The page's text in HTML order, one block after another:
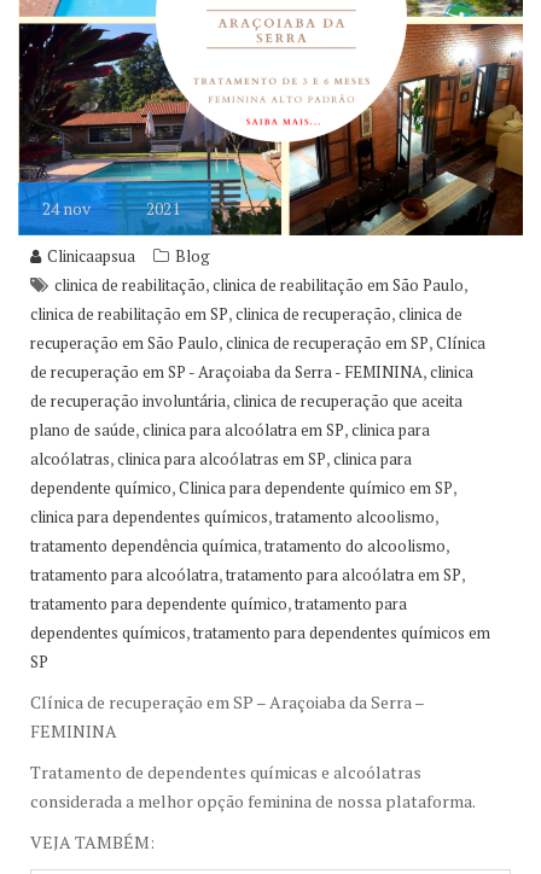
24nov 2021
Clinicaapsua
Blog
clinica de reabilitação,clinica de reabilitação em São Paulo,
clinica de reabilitação em SP,clinica de recuperação,clinica de
recuperação em São Paulo,clinica de recuperação em SP,Clínica
de recuperação em SP - Araçoiaba da Serra - FEMININA,clinica
de recuperação involuntária,clinica de recuperação que aceita
plano de saúde,clinica para alcoólatra em SP,clinica para
alcoólatras,clinica para alcoólatras em SP,clinica para
dependente químico,Clinica para dependente químico em SP,
clinica para dependentes químicos,tratamento alcoolismo,
tratamento dependência química,tratamento do alcoolismo,
tratamento para alcoólatra,tratamento para alcoólatra em SP,
tratamento para dependente químico,tratamento para
dependentes químicos,tratamento para dependentes químicos em
SP
Clínica de recuperação em SP – Araçoiaba da Serra –
FEMININA
Tratamento de dependentes químicas e alcoólatras
considerada a melhor opção feminina de nossa plataforma.
VEJA TAMBÉM: